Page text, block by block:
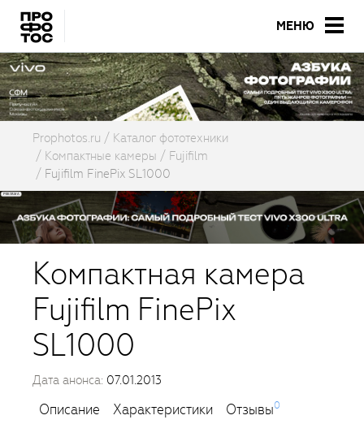
МЕНЮ
Prophotos.ru
Каталог фототехники
Компактные камеры
Fujifilm
Fujifilm FinePix SL1000
Компактная камера
Fujifilm FinePix
SL1000
Дата анонса: 07.01.2013
Описание Характеристики Отзывы0